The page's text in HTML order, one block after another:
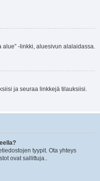
alue” -linkki, aluesivun alalaidassa.
ja seuraa linkkejä tilauksiisi.
tyypit. Ota yhteys
ovat sallittuja..